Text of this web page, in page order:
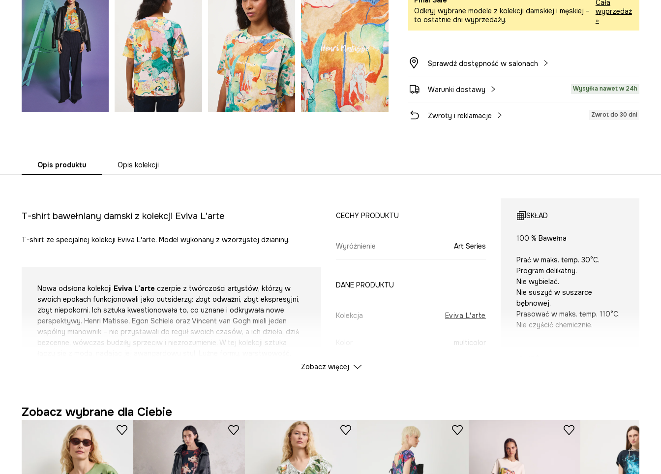
Odkryj wybrane modele z kolekcji damskiej i męskiej –
to ostatnie dni wyprzedaży.
Cała
wyprzedaż
»
Sprawdź dostępność w salonach
Warunki dostawy Wysyłka nawet w 24h
Zwroty i reklamacje Zwrot do 30 dni
Opis produktu Opis kolekcji
T-shirt bawełniany damski z kolekcji Eviva L'arte
T-shirt ze specjalnej kolekcji Eviva L'arte. Model wykonany z wzorzystej dzianiny.
Nowa odsłona kolekcji Eviva L’arte czerpie z twórczości artystów, którzy w
swoich epokach funkcjonowali jako outsiderzy: zbyt odważni, zbyt ekspresyjni,
zbyt niepokorni. Ich sztuka kwestionowała to, co uznane i odkrywała nowe
perspektywy. Henri Matisse, Egon Schiele oraz Vincent van Gogh mieli jeden
wspólny mianownik – nie przystawali do reguł swoich czasów, a ich dzieła, dziś
bezcenne, wówczas budziły sprzeciw i niezrozumienie. W tej kolekcji sztuka
swobodna sylwetka i artystyczny „chaos” tworzą stylizacje, które nie narzucają
dodatki do wnętrz, dzięki którym sztuka przenika nie tylko garderobę, ale i
przestrzeń domową, tworząc stylistyczną oazę.
Eviva L’artepowstała z potrzeby pokazywania emocji, które nie mieszczą się w
utartych schematach. To zaproszenie do wyrażania siebie, odwagi, otwartości
na to, co dookoła i tworzenia własnych kreacji poza konwencją.
CECHY PRODUKTU
Wyróżnienie Art Series
DANE PRODUKTU
Kolekcja Eviva L'arte
multicolor
ID Produktu
SKŁAD
100 % Bawełna
Prać w maks. temp. 30°C.
Program delikatny.
Nie wybielać.
Nie suszyć w suszarce
bębnowej.
Prasować w maks. temp. 110°C.
Nie czyścić chemicznie.
Modelka na zdjęciu ma 174 cm
wzrostu i ma na sobie rozmiar S.
Zobacz więcej
Zobacz wybrane dla Ciebie